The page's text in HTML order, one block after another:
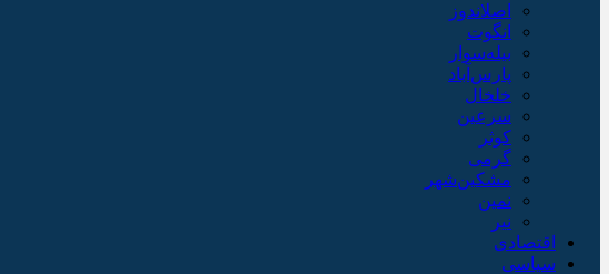
اصلاندوز
انگوت
بیله‌سوار
پارس‌آباد
خلخال
سرعین
کوثر
گرمی
مشکین‌شهر
نمین
نیر
اقتصادی
سیاسی